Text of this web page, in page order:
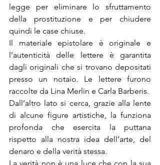
legge per eliminare lo sfruttamento
della prostituzione e per chiudere
quindi le case chiuse.
Il materiale epistolare è originale e
l’autenticità delle lettere è garantita
dagli originali che si trovano depositati
presso un notaio. Le lettere furono
raccolte da Lina Merlin e Carla Barberis.
Dall’altro lato si cerca, grazie alla lente
di alcune figure artistiche, la funziona
profonda che esercita la puttana
rispetto alla nostra idea dell’arte, del
denaro e della verità stessa.
La verità non è una luce che con la sua